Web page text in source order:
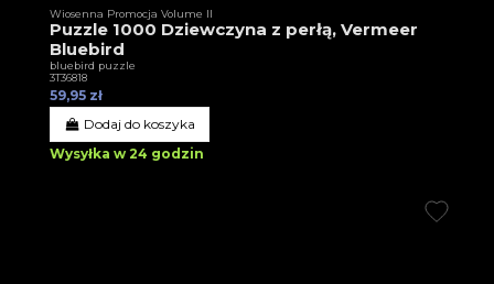
Wiosenna Promocja Volume II
Puzzle 1000 Dziewczyna z perłą, Vermeer
Bluebird
bluebird puzzle
3T36818
59,95 zł
Dodaj do koszyka
Wysyłka w 24 godzin